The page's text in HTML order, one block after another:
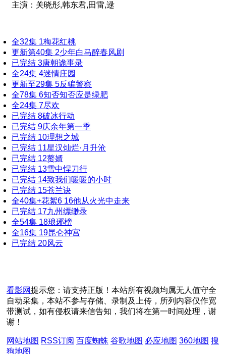
主演： 关晓彤,韩东君,田雷,逯
全32集 1梅花红桃
更新第40集 2少年白马醉春风剧
已完结 3唐朝诡事录
全24集 4迷情庄园
更新至29集 5反骗警察
全78集 6知否知否应是绿肥
全24集 7尽欢
已完结 8破冰行动
已完结 9庆余年第一季
已完结 10理想之城
已完结 11星汉灿烂·月升沧
已完结 12赘婿
已完结 13雪中悍刀行
已完结 14致我们暖暖的小时
已完结 15苍兰诀
全40集+花絮6 16他从火光中走来
已完结 17九州缥缈录
全54集 18琅琊榜
全16集 19昆仑神宫
已完结 20风云
看影网提示您：请支持正版！本站所有视频均属无人值守全
自动采集，本站不参与存储、录制及上传，所列内容仅作宽
带测试，如有侵权请来信告知，我们将在第一时间处理，谢
谢！
网站地图 RSS订阅 百度蜘蛛 谷歌地图 必应地图 360地图 搜
狗地图